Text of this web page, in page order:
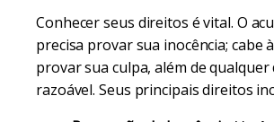
Conhecer seus direitos é vital. O
precisa provar sua inocência; cabe
provar sua culpa, além de qualquer
razoável. Seus principais direitos